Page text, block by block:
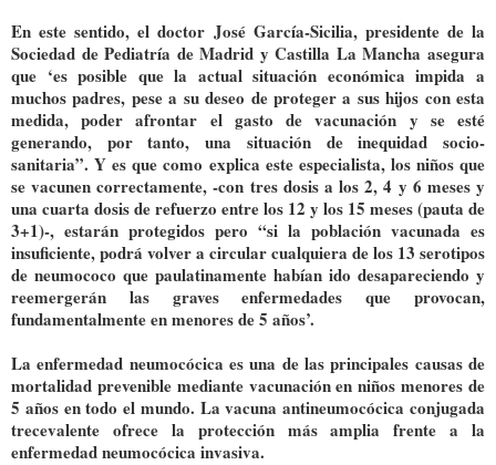
En este sentido, el doctor José García-Sicilia, presidente de la
Sociedad de Pediatría de Madrid y Castilla La Mancha asegura
que ‘es posible que la actual situación económica impida a
muchos padres, pese a su deseo de proteger a sus hijos con esta
medida, poder afrontar el gasto de vacunación y se esté
generando, por tanto, una situación de inequidad socio-
sanitaria”. Y es que como explica este especialista, los niños que
se vacunen correctamente, -con tres dosis a los 2, 4 y 6 meses y
una cuarta dosis de refuerzo entre los 12 y los 15 meses (pauta de
3+1)-, estarán protegidos pero “si la población vacunada es
insuficiente, podrá volver a circular cualquiera de los 13 serotipos
de neumococo que paulatinamente habían ido desapareciendo y
reemergerán las graves enfermedades que provocan,
fundamentalmente en menores de 5 años’.
La enfermedad neumocócica es una de las principales causas de
mortalidad prevenible mediante vacunación en niños menores de
5 años en todo el mundo. La vacuna antineumocócica conjugada
trecevalente ofrece la protección más amplia frente a la
enfermedad neumocócica invasiva.